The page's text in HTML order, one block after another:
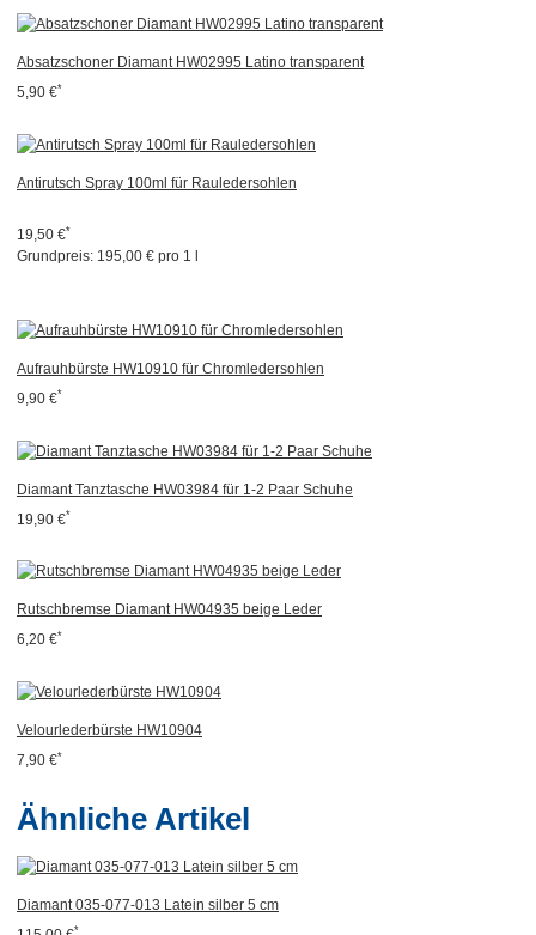
Absatzschoner Diamant HW02995 Latino transparent
5,90 €*
Antirutsch Spray 100ml für Rauledersohlen
19,50 €*
Grundpreis: 195,00 € pro 1 l
Aufrauhbürste HW10910 für Chromledersohlen
9,90 €*
Diamant Tanztasche HW03984 für 1-2 Paar Schuhe
19,90 €*
Rutschbremse Diamant HW04935 beige Leder
6,20 €*
Velourlederbürste HW10904
7,90 €*
Ähnliche Artikel
Diamant 035-077-013 Latein silber 5 cm
*